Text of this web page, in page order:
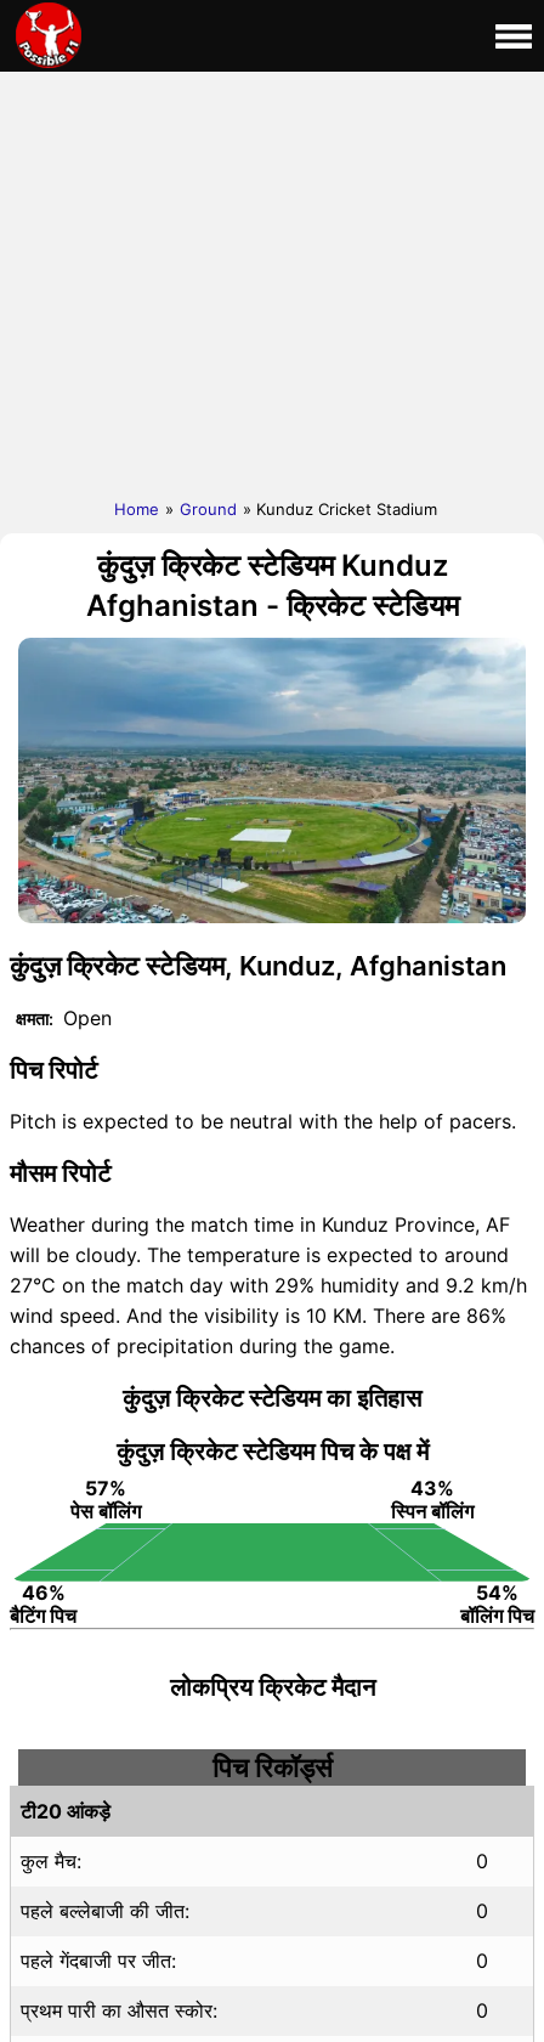
Home » Ground » Kunduz Cricket Stadium
कुंदुज़ क्रिकेट स्टेडियम Kunduz
Afghanistan - क्रिकेट स्टेडियम
कुंदुज़ क्रिकेट स्टेडियम, Kunduz, Afghanistan
क्षमता: Open
पिच रिपोर्ट
Pitch is expected to be neutral with the help of pacers.
मौसम रिपोर्ट
Weather during the match time in Kunduz Province, AF
will be cloudy. The temperature is expected to around
27°C on the match day with 29% humidity and 9.2 km/h
wind speed. And the visibility is 10 KM. There are 86%
chances of precipitation during the game.
कुंदुज़ क्रिकेट स्टेडियम का इतिहास
कुंदुज़ क्रिकेट स्टेडियम पिच के पक्ष में
57%
पेस बॉलिंग
43%
स्पिन बॉलिंग
46%
बैटिंग पिच
54%
बॉलिंग पिच
लोकप्रिय क्रिकेट मैदान
पिच रिकॉर्ड्स
टी20 आंकड़े
कुल मैच: 0
पहले बल्लेबाजी की जीत: 0
पहले गेंदबाजी पर जीत: 0
प्रथम पारी का औसत स्कोर: 0